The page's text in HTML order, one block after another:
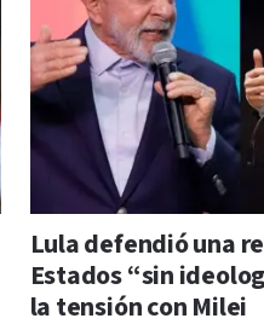
Lula defendió una
Estados “sin
la tensión con Milei